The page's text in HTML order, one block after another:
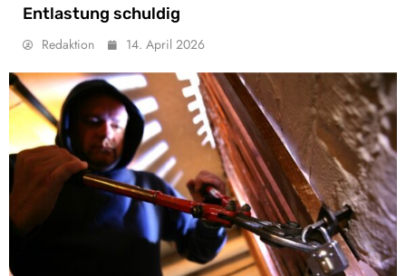
Entlastung schuldig
Redaktion 14. April 2026